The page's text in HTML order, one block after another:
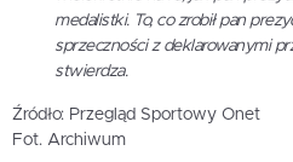
medalistki. To, co zrobił pan
sprzeczności z deklarowanymi
stwierdza.
Źródło: Przegląd Sportowy Onet
Fot. Archiwum